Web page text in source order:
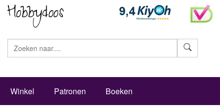
Winkel Patronen Boeken